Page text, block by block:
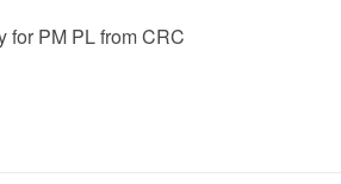
for PM PL from CRC